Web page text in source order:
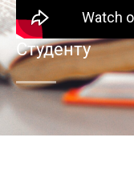
Студенту